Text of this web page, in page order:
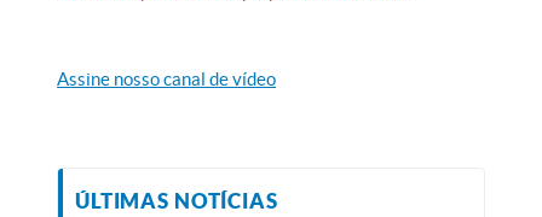
Assine nosso canal de vídeo
ÚLTIMAS NOTÍCIAS